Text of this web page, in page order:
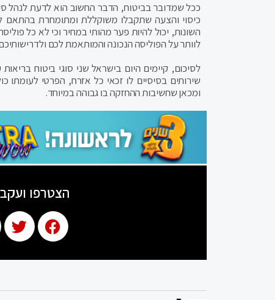
ככל שמדובר בביטוח, הדבר החשוב הוא לדעת לנהל
כיסוי והצעה שתקבלו משוקללת ומתומחרת בהתאם
השונות, יכול להיות פער מהותי במחיר וכי לא כל
לוותר על הפוליסה הנכונה והמותאמת לכם
לסיכום, קיימים היום בישראל שני סוגי ביטוח
שירותים בסיסיים לו זכאי כל אזרח, הפרטי לעומתו
ומכאן שחשיבות ההחזקה בו גבוהה במיוחד.
הצטרפו